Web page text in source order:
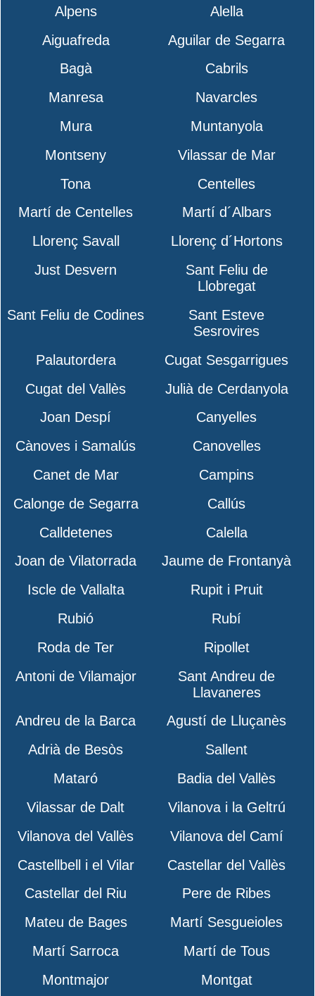
Alpens
Alella
Aiguafreda
Aguilar de Segarra
Bagà
Cabrils
Manresa
Navarcles
Mura
Muntanyola
Montseny
Vilassar de Mar
Tona
Centelles
Martí de Centelles
Martí d´Albars
Llorenç Savall
Llorenç d´Hortons
Just Desvern
Sant Feliu de
Llobregat
Sant Feliu de Codines
Sant Esteve
Sesrovires
Palautordera
Cugat Sesgarrigues
Cugat del Vallès
Julià de Cerdanyola
Joan Despí
Canyelles
Cànoves i Samalús
Canovelles
Canet de Mar
Campins
Calonge de Segarra
Callús
Calldetenes
Calella
Joan de Vilatorrada
Jaume de Frontanyà
Iscle de Vallalta
Rupit i Pruit
Rubió
Rubí
Roda de Ter
Ripollet
Antoni de Vilamajor
Sant Andreu de
Llavaneres
Andreu de la Barca
Agustí de Lluçanès
Adrià de Besòs
Sallent
Mataró
Badia del Vallès
Vilassar de Dalt
Vilanova i la Geltrú
Vilanova del Vallès
Vilanova del Camí
Castellbell i el Vilar
Castellar del Vallès
Castellar del Riu
Pere de Ribes
Mateu de Bages
Martí Sesgueioles
Martí Sarroca
Martí de Tous
Montmajor
Montgat